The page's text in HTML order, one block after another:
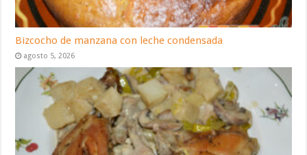
Bizcocho de manzana con leche condensada
agosto 5, 2026